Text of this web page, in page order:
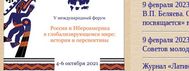
9 февраля
В.П. Беляева.
посвящается»
9 февраля
Советов
Журнал